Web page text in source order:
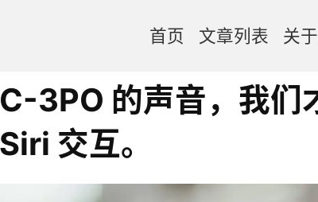
首页 文章列表 关
3PO 的声音，我们
交互。